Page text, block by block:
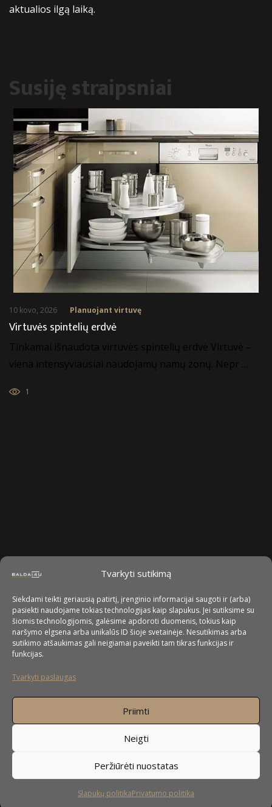
Tvarkyti sutikimą
Siekdami teikti geriausią patirtį, įrenginio informacijai saugoti ir (arba)
pasiekti naudojame tokias technologijas kaip slapukus. Jei sutiksime su
šiomis technologijomis, galėsime apdoroti duomenis, tokius kaip
naršymo elgsena arba unikalūs ID šioje svetainėje. Nesutikimas arba
sutikimo atšaukimas gali neigiamai paveikti tam tikras funkcijas ir
funkcijas.
Tvarkyti paslaugas
Priimti
Neigti
Peržiūrėti nuostatas
Slapukų politikaPrivatumo politika
aktualios ilgą laiką.
Susijęstraipsniai
10 kovo, 2026 Planuojant virtuvę
Virtuvės spintelių erdvė
Tinkamai išnaudota virtuvės spintelių erdvė Virtuvė –
viena intensyviausiai naudojamų namų zonų. Nepr …
1